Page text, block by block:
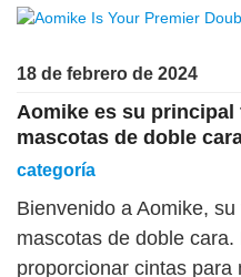
18 de febrero de 2024
Aomike es su
mascotas de doble
categoría
Bienvenido a Aomike,
mascotas de doble
proporcionar cintas para